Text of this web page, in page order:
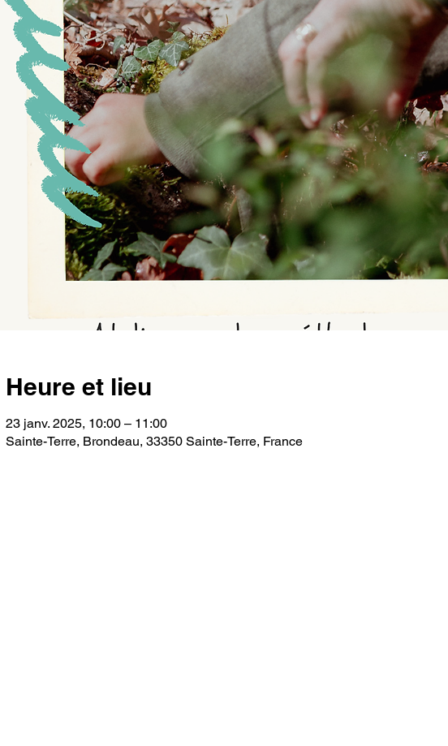
Heure et lieu
23 janv. 2025, 10:00 – 11:00
Sainte-Terre, Brondeau, 33350 Sainte-Terre, France